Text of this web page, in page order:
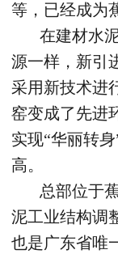
等，已经成为
在建材水泥
源一样，新引
采用新技术进
窑变成了先进
实现“华丽转
高。
总部位于蕉
泥工业结构调
也是广东省唯